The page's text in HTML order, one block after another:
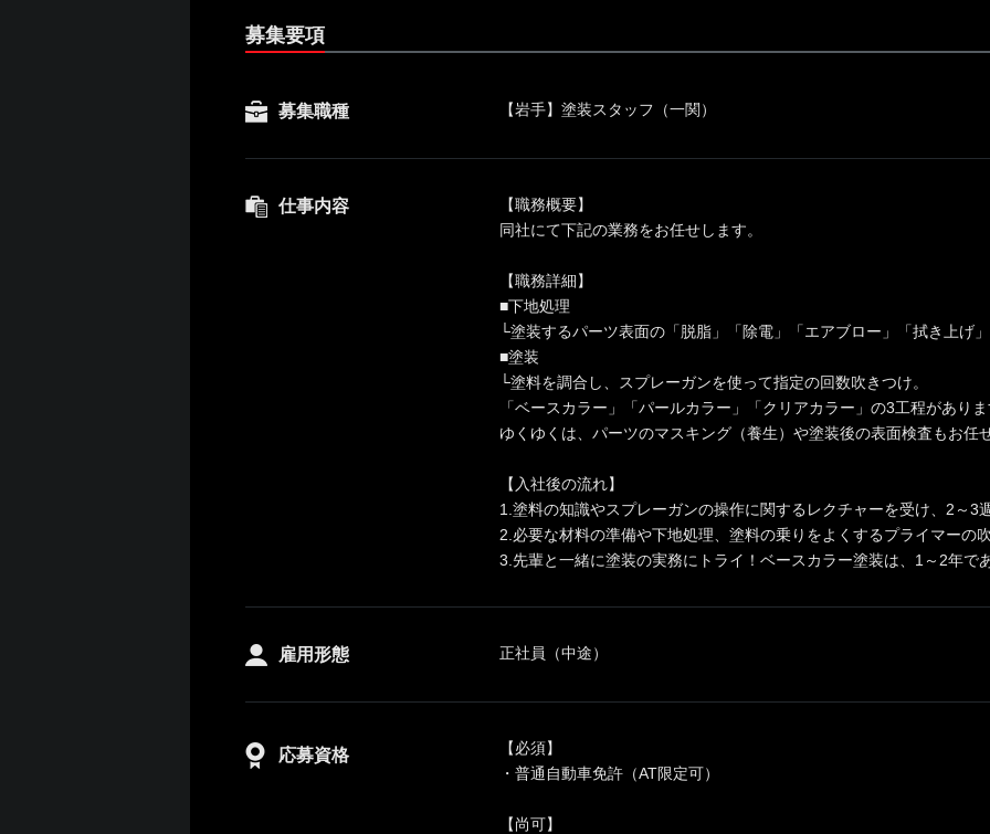
募集要項
募集職種 【岩手】塗装スタッフ（一関）
仕事内容
【職務概要】
同社にて下記の業務をお任せします。
【職務詳細】
■下地処理
└塗装するパーツ表面の「脱脂」「除電」「エアブロー」「拭き上げ
■塗装
└塗料を調合し、スプレーガンを使って指定の回数吹きつけ。
「ベースカラー」「パールカラー」「クリアカラー」の3工程があり
ゆくゆくは、パーツのマスキング（養生）や塗装後の表面検査もお任
【入社後の流れ】
1.塗料の知識やスプレーガンの操作に関するレクチャーを受け、2～3
2.必要な材料の準備や下地処理、塗料の乗りをよくするプライマーの
3.先輩と一緒に塗装の実務にトライ！ベースカラー塗装は、1～2年で
雇用形態 正社員（中途）
応募資格
【必須】
・普通自動車免許（AT限定可）
【尚可】